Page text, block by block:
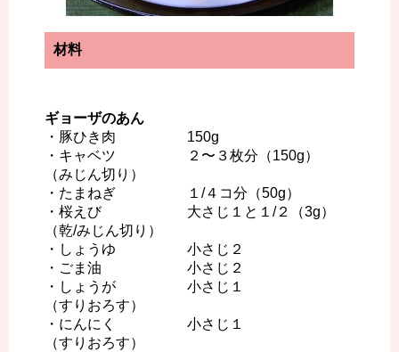
材料
ギョーザのあん
・豚ひき肉 150g
・キャベツ ２〜３枚分（150g）
（みじん切り）
・たまねぎ １/４コ分（50g）
・桜えび 大さじ１と１/２（3g）
（乾/みじん切り）
・しょうゆ 小さじ２
・ごま油 小さじ２
・しょうが 小さじ１
（すりおろす）
・にんにく 小さじ１
（すりおろす）